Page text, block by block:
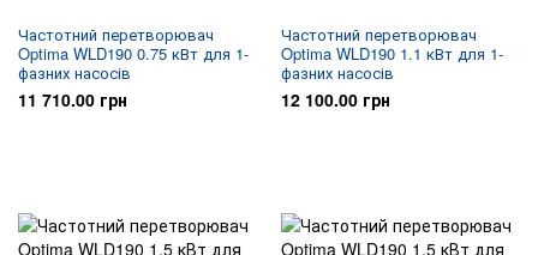
Частотний перетворювач
Optima WLD190 0.75 кВт для 1-
фазних насосів
11 710.00 грн
Частотний перетворювач
Optima WLD190 1.1 кВт для 1-
фазних насосів
12 100.00 грн